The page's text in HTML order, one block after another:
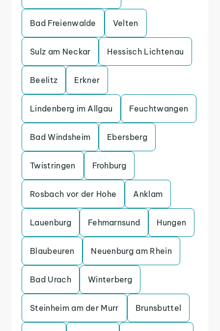
Bad Freienwalde Velten
Sulz am Neckar Hessisch Lichtenau
Beelitz Erkner
Lindenberg im Allgau Feuchtwangen
Bad Windsheim Ebersberg
Twistringen Frohburg
Rosbach vor der Hohe Anklam
Lauenburg Fehmarnsund Hungen
Blaubeuren Neuenburg am Rhein
Bad Urach Winterberg
Steinheim am der Murr Brunsbuttel